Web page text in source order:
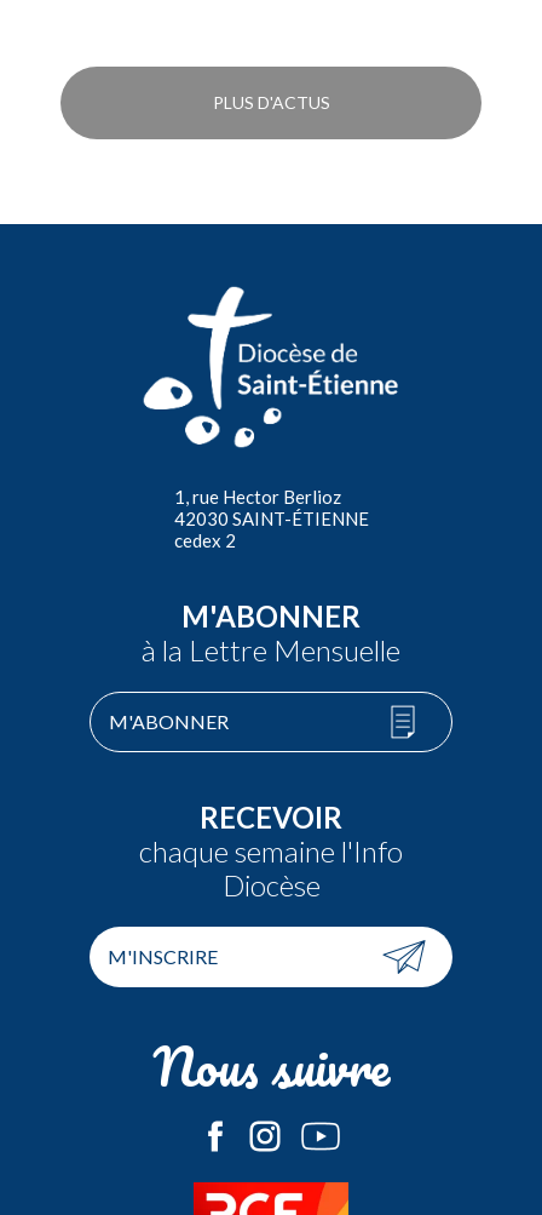
PLUS D'ACTUS
1, rue Hector Berlioz
42030 SAINT-ÉTIENNE
cedex 2
M'ABONNER
à la Lettre Mensuelle
M'ABONNER
RECEVOIR
chaque semaine l'Info
Diocèse
M'INSCRIRE
Nous suivre